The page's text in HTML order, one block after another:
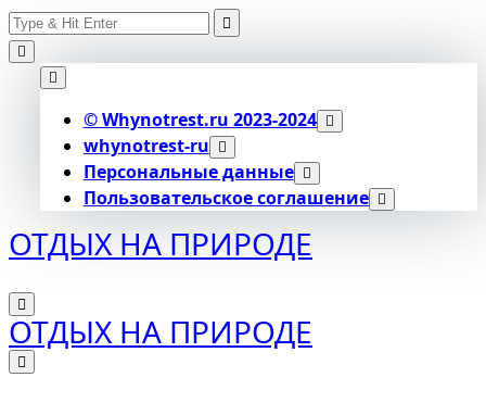
Skip
to
content
Search
for:
© Whynotrest.ru 2023-2024
whynotrest-ru
Персональные данные
Пользовательское соглашение
ОТДЫХ НА ПРИРОДЕ
ОТДЫХ НА ПРИРОДЕ